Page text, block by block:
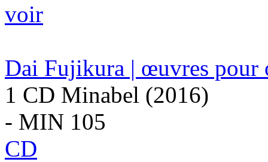
voir
Dai Fujikura | œuvres pour
1 CD Minabel (2016)
- MIN 105
CD